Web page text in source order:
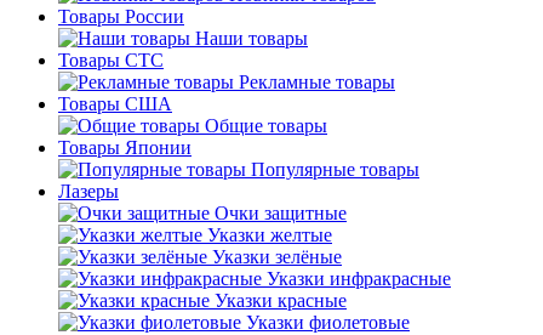
Товары России
Наши товары
Товары СТС
Рекламные товары
Товары США
Общие товары
Товары Японии
Популярные товары
Лазеры
Очки защитные
Указки желтые
Указки зелёные
Указки инфракрасные
Указки красные
Указки фиолетовые